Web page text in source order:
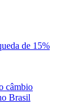
de 15%
câmbio
Brasil